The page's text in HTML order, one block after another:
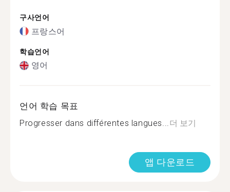
구사언어
프랑스어
학습언어
영어
언어 학습 목표
Progresser dans différentes langues...더 보기
앱 다운로드